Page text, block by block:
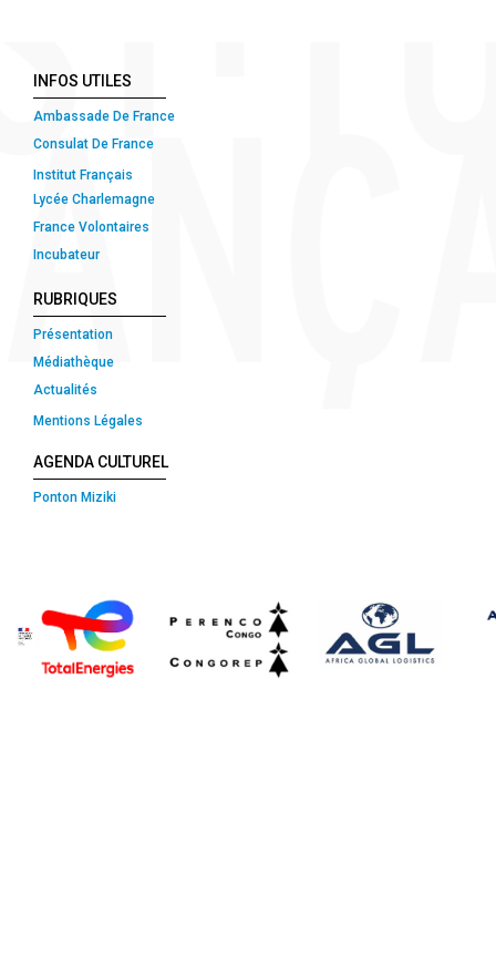
INFOS UTILES
Ambassade De France
Consulat De France
Institut Français
Lycée Charlemagne
France Volontaires
Incubateur
RUBRIQUES
Présentation
Médiathèque
Actualités
Mentions Légales
AGENDA CULTUREL
Ponton Miziki